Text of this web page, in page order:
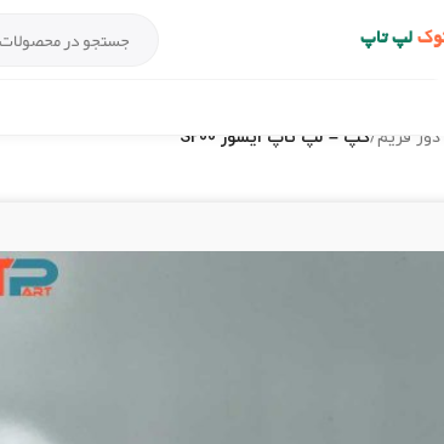
لپ تاپ
فریم/گپ – لپ تاپ ایسوز S200